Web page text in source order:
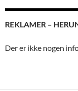
REKLAMER –
Der er ikke nogen